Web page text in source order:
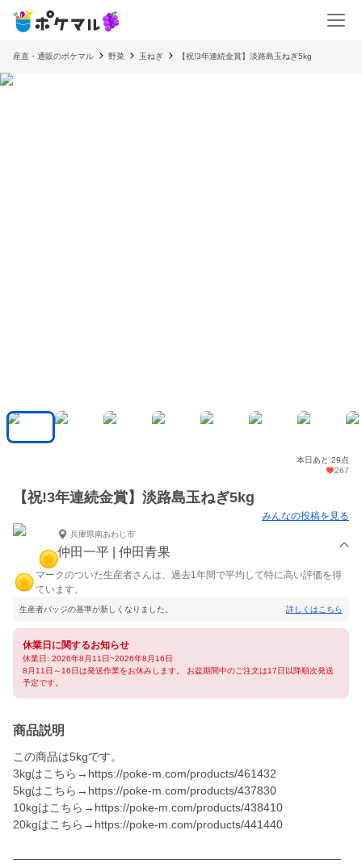
産直・通販のポケマル 野菜 玉ねぎ 【祝!3年連続金賞】淡路島玉ねぎ5kg
本日あと 29点
267
【祝!3年連続金賞】淡路島玉ねぎ5kg
みんなの投稿を見る
兵庫県南あわじ市
仲田一平 | 仲田青果
マークのついた生産者さんは、過去1年間で平均して特に高い評価を得
ています。
生産者バッジの基準が新しくなりました。 詳しくはこちら
休業日に関するお知らせ
休業日: 2026年8月11日~2026年8月16日
8月11日～16日は発送作業をお休みします。 お盆期間中のご注文は17日以降順次発送
予定です。
商品説明
この商品は5kgです。
3kgはこちら→https://poke-m.com/products/461432
5kgはこちら→https://poke-m.com/products/437830
10kgはこちら→https://poke-m.com/products/438410
20kgはこちら→https://poke-m.com/products/441440
―――――――――――――――――――――――――――――